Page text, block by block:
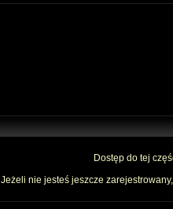
Dostęp do tej
Jeżeli nie jesteś jeszcze